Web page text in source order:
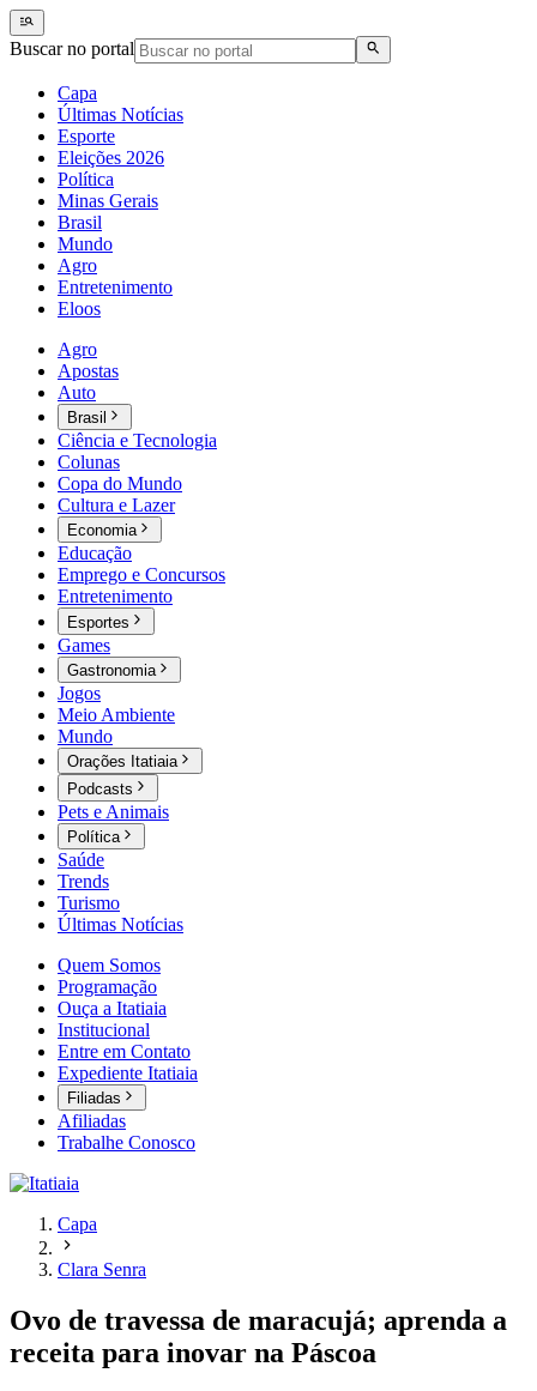
Buscar no portal
Capa
Últimas Notícias
Esporte
Eleições 2026
Política
Minas Gerais
Brasil
Mundo
Agro
Entretenimento
Eloos
Agro
Apostas
Auto
Brasil
Ciência e Tecnologia
Colunas
Copa do Mundo
Cultura e Lazer
Economia
Educação
Emprego e Concursos
Entretenimento
Esportes
Games
Gastronomia
Jogos
Meio Ambiente
Mundo
Orações Itatiaia
Podcasts
Pets e Animais
Política
Saúde
Trends
Turismo
Últimas Notícias
Quem Somos
Programação
Ouça a Itatiaia
Institucional
Entre em Contato
Expediente Itatiaia
Filiadas
Afiliadas
Trabalhe Conosco
Capa
Clara Senra
Ovo de travessa de maracujá; aprenda a
receita para inovar na Páscoa